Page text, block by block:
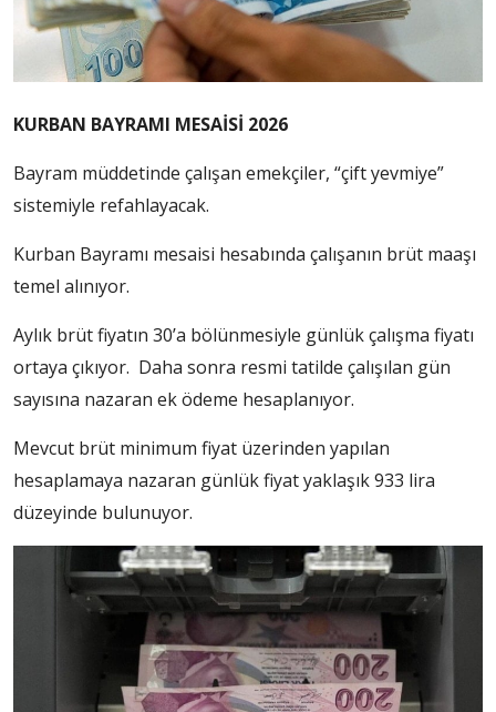
KURBAN BAYRAMI MESAİSİ 2026
Bayram müddetinde çalışan emekçiler, “çift yevmiye”
sistemiyle refahlayacak.
Kurban Bayramı mesaisi hesabında çalışanın brüt maaşı
temel alınıyor.
Aylık brüt fiyatın 30’a bölünmesiyle günlük çalışma fiyatı
ortaya çıkıyor. Daha sonra resmi tatilde çalışılan gün
sayısına nazaran ek ödeme hesaplanıyor.
Mevcut brüt minimum fiyat üzerinden yapılan
hesaplamaya nazaran günlük fiyat yaklaşık 933 lira
düzeyinde bulunuyor.